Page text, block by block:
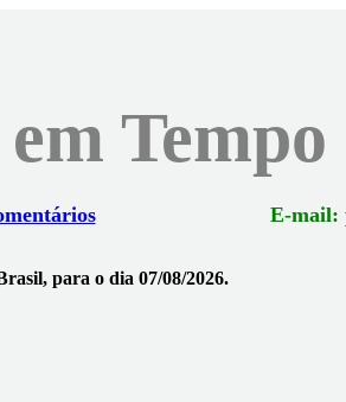
Tempo
E-mail:
para o dia 07/08/2026.